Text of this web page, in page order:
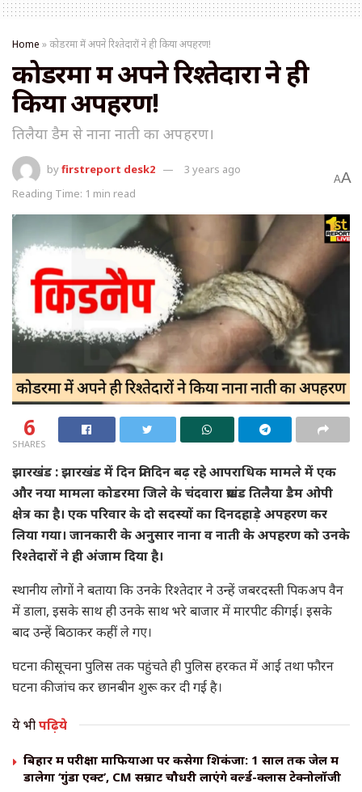
Home »कोडरमा में अपने रिश्तेदारों ने ही किया अपहरण!
कोडरमा में अपने रिश्तेदारों ने ही
किया अपहरण!
तिलैया डैम से नाना नाती का अपहरण।
byfirstreport desk2
3 years ago
Reading Time: 1 min read
AA
6
SHARES
झारखंड : झारखंड में दिन प्रतिदिन बढ़ रहे आपराधिक मामले में एक
और नया मामला कोडरमा जिले के चंदवारा प्रखंड तिलैया डैम ओपी
क्षेत्र का है। एक परिवार के दो सदस्यों का दिनदहाड़े अपहरण कर
लिया गया। जानकारी के अनुसार नाना व नाती के अपहरण को उनके
रिश्तेदारों ने ही अंजाम दिया है।
स्थानीय लोगों ने बताया कि उनके रिश्तेदार ने उन्हें जबरदस्ती पिकअप वैन
में डाला, इसके साथ ही उनके साथ भरे बाजार में मारपीट की गई। इसके
बाद उन्हें बिठाकर कहीं ले गए।
घटना की सूचना पुलिस तक पहुंचते ही पुलिस हरकत में आई तथा फौरन
घटना की जांच कर छानबीन शुरू कर दी गई है।
ये भीपढ़िये
बिहार में परीक्षा माफियाओं पर कसेगा शिकंजा: 1 साल तक जेल में
डालेगा ‘गुंडा एक्ट’, CM सम्राट चौधरी लाएंगे वर्ल्ड-क्लास टेक्नोलॉजी